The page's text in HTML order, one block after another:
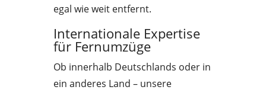
egal wie weit entfernt.
Internationale Expertise
für Fernumzüge
Ob innerhalb Deutschlands oder in
ein anderes Land – unsere